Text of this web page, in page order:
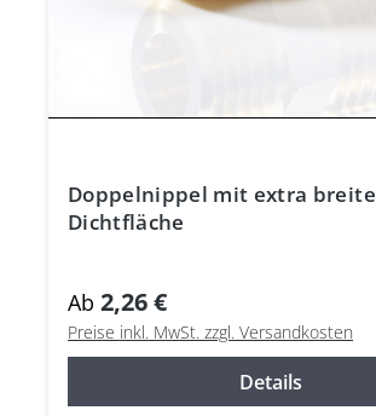
Doppelnippel mit extra
Dichtfläche
Ab 2,26 €
Preise inkl. MwSt. zzgl. Versandkosten
Details